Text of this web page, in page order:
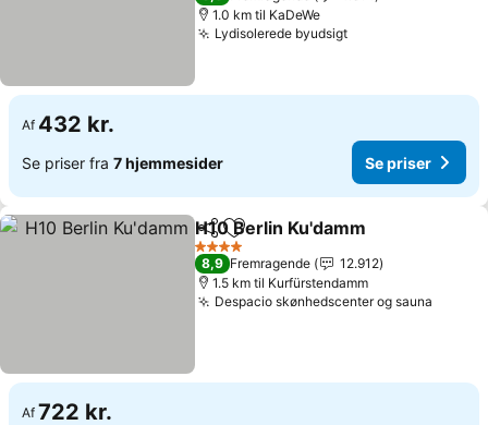
1.0 km til KaDeWe
Lydisolerede byudsigtSe priser
Af 432 kr.
Se priser fra 7 hjemmesider Se priser
Del Føj til favoritter
H10 Berlin Ku'damm
4 Stjerner
8,9 Fremragende
12.912
1.5 km til Kurfürstendamm
Despacio skønhedscenter og sauna
Af 722 kr.